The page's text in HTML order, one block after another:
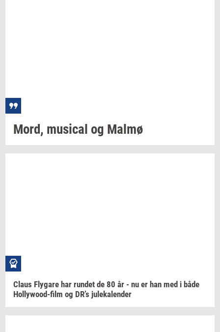
Mord, mu­si­cal og Malmø
Claus Fly­ga­re har run­det de 80 år - nu er han med i både
Hollywood-​film og DR’s ju­le­ka­len­der